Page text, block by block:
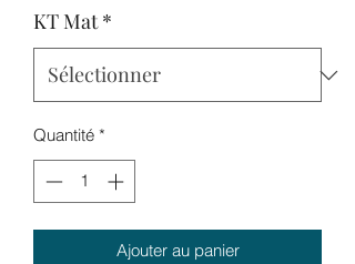
KT Mat *
Quantité *
Ajouter au panier